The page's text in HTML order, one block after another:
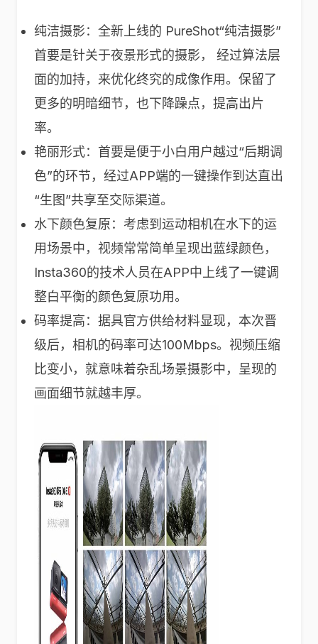
纯洁摄影：全新上线的 PureShot“纯洁摄影”
首要是针关于夜景形式的摄影， 经过算法层
面的加持，来优化终究的成像作用。保留了
更多的明暗细节，也下降躁点，提高出片
率。
艳丽形式：首要是便于小白用户越过“后期调
色”的环节，经过APP端的一键操作到达直出
“生图”共享至交际渠道。
水下颜色复原：考虑到运动相机在水下的运
用场景中，视频常常简单呈现出蓝绿颜色，
Insta360的技术人员在APP中上线了一键调
整白平衡的颜色复原功用。
码率提高：据具官方供给材料显现，本次晋
级后，相机的码率可达100Mbps。视频压缩
比变小，就意味着杂乱场景摄影中，呈现的
画面细节就越丰厚。